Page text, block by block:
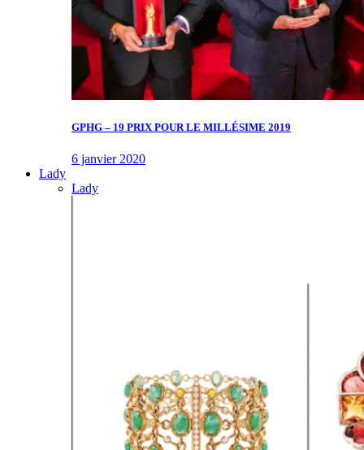
GPHG – 19 PRIX POUR LE MILLÉSIME 2019
6 janvier 2020
Lady
Lady